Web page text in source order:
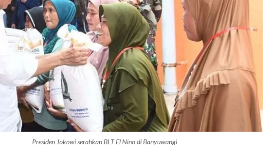
Presiden Jokowi serahkan BLT El Nino di Banyuwangi